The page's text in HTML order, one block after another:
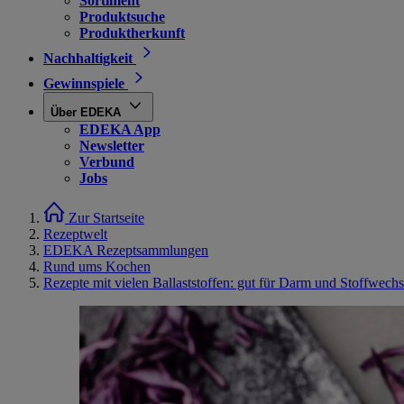
Produktsuche
Produktherkunft
Nachhaltigkeit
Gewinnspiele
Über EDEKA
EDEKA App
Newsletter
Verbund
Jobs
Zur Startseite
Rezeptwelt
EDEKA Rezeptsammlungen
Rund ums Kochen
Rezepte mit vielen Ballaststoffen: gut für Darm und